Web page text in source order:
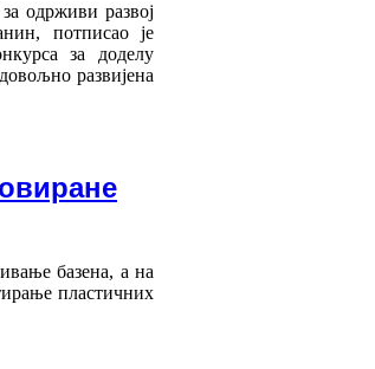
одрживи развој
потписао је
за доделу
развијена
базена, а на
пластичних